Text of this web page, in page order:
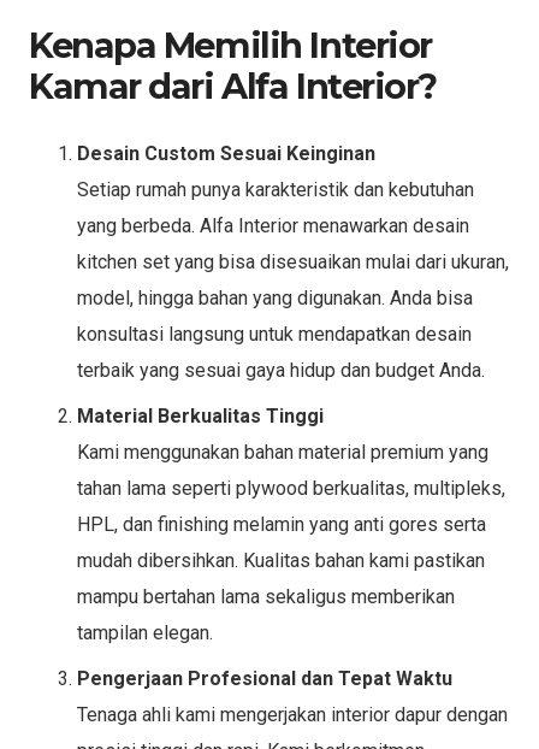
Kenapa Memilih Interior
Kamar dari Alfa Interior?
Desain Custom Sesuai Keinginan
Setiap rumah punya karakteristik dan kebutuhan
yang berbeda. Alfa Interior menawarkan desain
kitchen set yang bisa disesuaikan mulai dari ukuran,
model, hingga bahan yang digunakan. Anda bisa
konsultasi langsung untuk mendapatkan desain
terbaik yang sesuai gaya hidup dan budget Anda.
Material Berkualitas Tinggi
Kami menggunakan bahan material premium yang
tahan lama seperti plywood berkualitas, multipleks,
HPL, dan finishing melamin yang anti gores serta
mudah dibersihkan. Kualitas bahan kami pastikan
mampu bertahan lama sekaligus memberikan
tampilan elegan.
Pengerjaan Profesional dan Tepat Waktu
Tenaga ahli kami mengerjakan interior dapur dengan